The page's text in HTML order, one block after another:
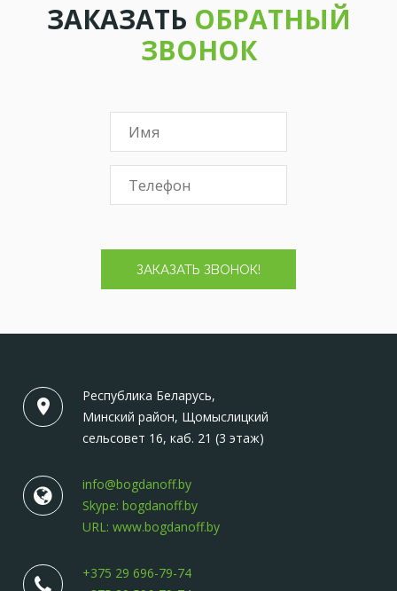
ЗАКАЗАТЬ ОБРАТНЫЙ
ЗВОНОК
ЗАКАЗАТЬ ЗВОНОК!
Республика Беларусь,
Минский район, Щомыслицкий
сельсовет 16, каб. 21 (3 этаж)
info@bogdanoff.by
Skype: bogdanoff.by
URL: www.bogdanoff.by
+375 29 696-79-74